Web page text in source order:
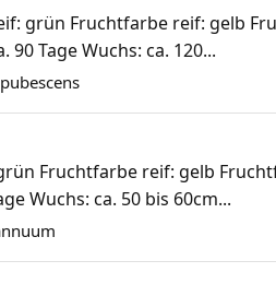
grün Fruchtfarbe reif: gelb
Tage Wuchs: ca. 120...
Fruchtfarbe reif: gelb
Wuchs: ca. 50 bis 60cm...